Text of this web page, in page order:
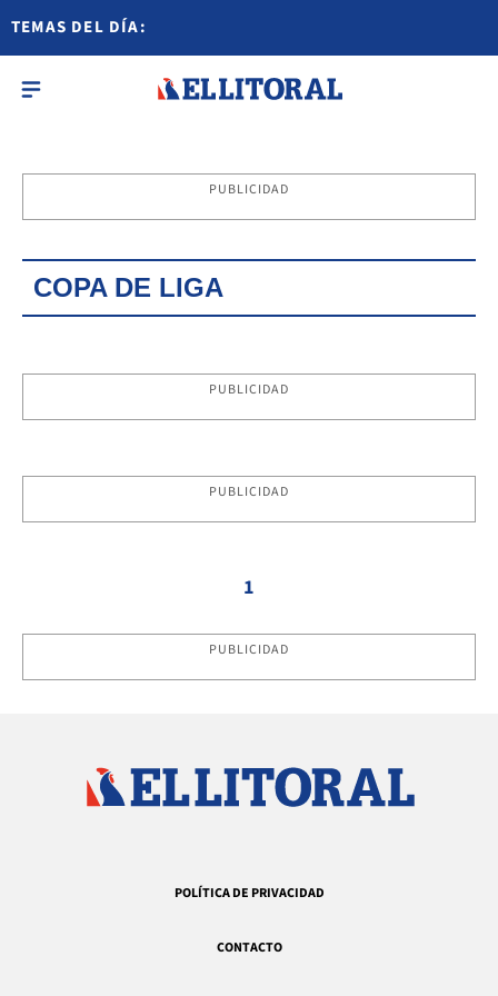
TEMAS DEL DÍA:
PUBLICIDAD
COPA DE LIGA
PUBLICIDAD
PUBLICIDAD
1
PUBLICIDAD
POLÍTICA DE PRIVACIDAD
CONTACTO